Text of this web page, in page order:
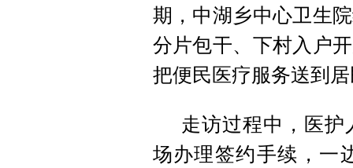
期，中湖乡中心卫生
分片包干、下村入户
把便民医疗服务送到
走访过程中，医
场办理签约手续，一